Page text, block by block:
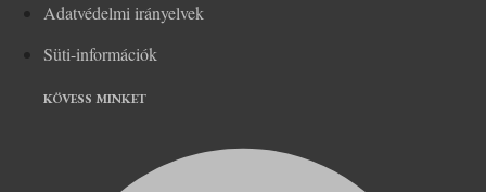
Adatvédelmi irányelvek
Süti-információk
KÖVESS MINKET